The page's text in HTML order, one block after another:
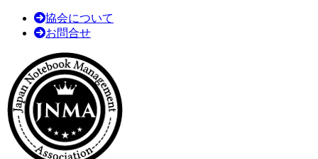
協会について
お問合せ